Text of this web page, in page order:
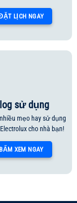
LỊCH NGAY
sử dụng
mẹo hay sử dụng
cho nhà bạn!
BẤM XEM NGAY